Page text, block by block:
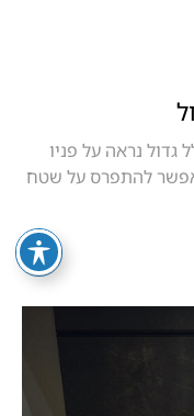
נראה על פניו
אפשר להתפרס על שטח